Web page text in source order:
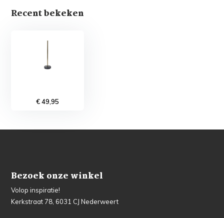
Recent bekeken
€ 49,95
Bezoek onze winkel
Volop inspiratie!
Kerkstraat 78, 6031 CJ Nederweert